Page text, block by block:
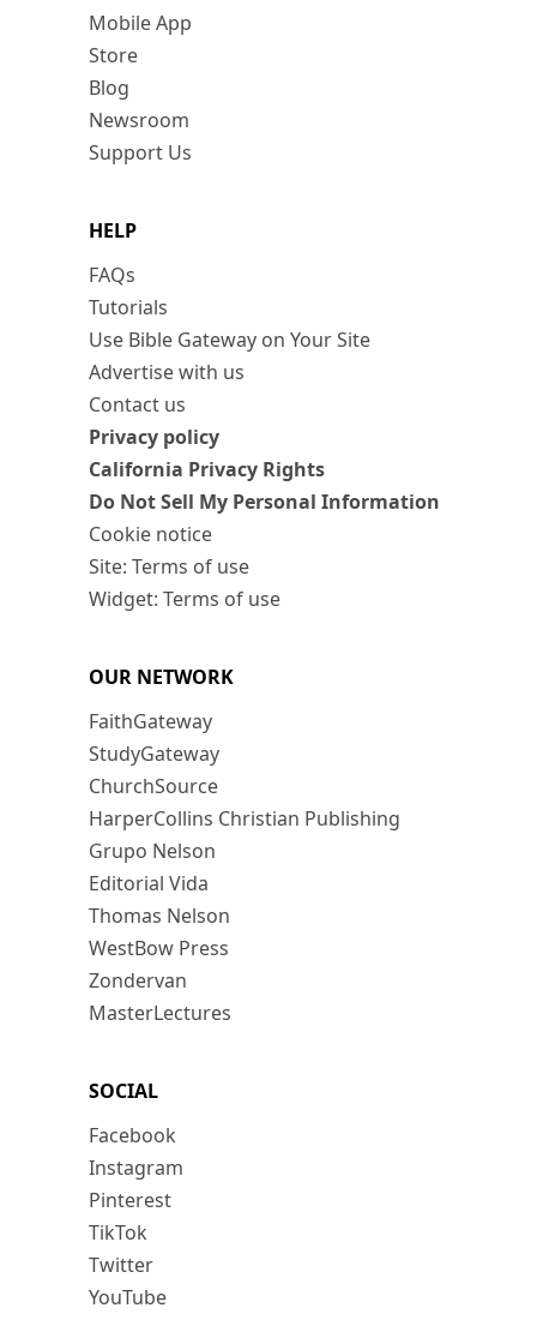
Mobile App
Store
Blog
Newsroom
Support Us
HELP
FAQs
Tutorials
Use Bible Gateway on Your Site
Advertise with us
Contact us
Privacy policy
California Privacy Rights
Do Not Sell My Personal Information
Cookie notice
Site: Terms of use
Widget: Terms of use
OUR NETWORK
FaithGateway
StudyGateway
ChurchSource
HarperCollins Christian Publishing
Grupo Nelson
Editorial Vida
Thomas Nelson
WestBow Press
Zondervan
MasterLectures
SOCIAL
Facebook
Instagram
Pinterest
TikTok
Twitter
YouTube